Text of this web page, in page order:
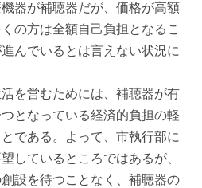
器が補聴器だが、価格が高額
の方は全額自己負担となるこ
んでいるとは言えない状況に
を営むためには、補聴器が有
となっている経済的負担の軽
である。よって、市執行部に
しているところではあるが、
設を待つことなく、補聴器の